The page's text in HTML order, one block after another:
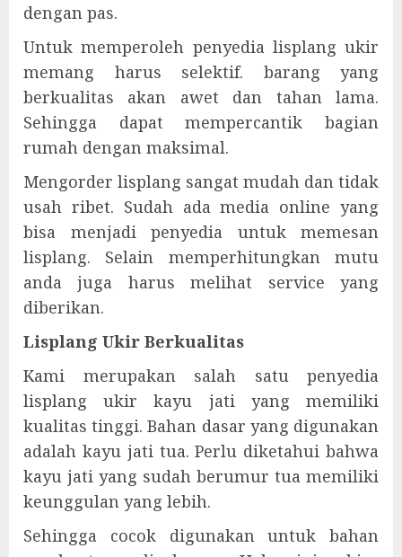
dengan pas.
Untuk memperoleh penyedia lisplang ukir
memang harus selektif. barang yang
berkualitas akan awet dan tahan lama.
Sehingga dapat mempercantik bagian
rumah dengan maksimal.
Mengorder lisplang sangat mudah dan tidak
usah ribet. Sudah ada media online yang
bisa menjadi penyedia untuk memesan
lisplang. Selain memperhitungkan mutu
anda juga harus melihat service yang
diberikan.
Lisplang Ukir Berkualitas
Kami merupakan salah satu penyedia
lisplang ukir kayu jati yang memiliki
kualitas tinggi. Bahan dasar yang digunakan
adalah kayu jati tua. Perlu diketahui bahwa
kayu jati yang sudah berumur tua memiliki
keunggulan yang lebih.
Sehingga cocok digunakan untuk bahan